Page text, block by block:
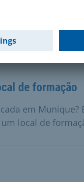
encontram na
de formação
em Munique?
local de